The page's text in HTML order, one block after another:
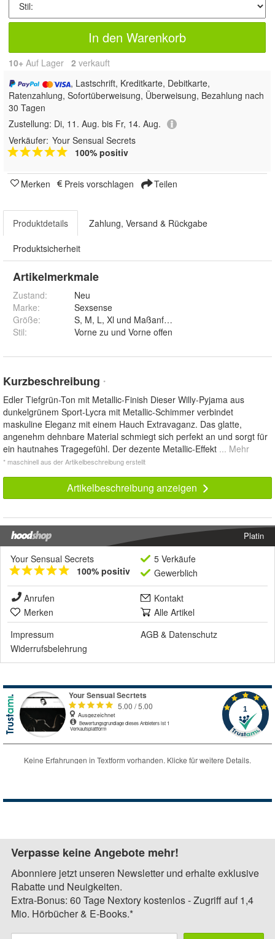
In den Warenkorb
10+ Auf Lager 2 verkauft
, Lastschrift, Kreditkarte, Debitkarte,
Ratenzahlung, Sofortüberweisung, Überweisung, Bezahlung nach
30 Tagen
Zustellung: Di, 11. Aug. bis Fr, 14. Aug.
Verkäufer: Your Sensual Secrets
100% positiv
Merken Preis vorschlagen Teilen
Produktdetails Zahlung, Versand & Rückgabe
Produktsicherheit
Artikelmerkmale
Zustand:
Neu
Marke:
Sexsense
Größe:
S, M, L, Xl und Maßanfertigung
Stil: Vorne zu und Vorne offen
Kurzbeschreibung *
Edler Tiefgrün-Ton mit Metallic-Finish Dieser Willy-Pyjama aus
dunkelgrünem Sport-Lycra mit Metallic-Schimmer verbindet
maskuline Eleganz mit einem Hauch Extravaganz. Das glatte,
angenehm dehnbare Material schmiegt sich perfekt an und sorgt für
ein hautnahes Tragegefühl. Der dezente Metallic-Effekt ... Mehr
* maschinell aus der Artikelbeschreibung erstellt
Artikelbeschreibung anzeigen
Platin
Your Sensual Secrets
100% positiv
5 Verkäufe
Gewerblich
Anrufen
Kontakt
Merken
Alle Artikel
Impressum
AGB & Datenschutz
Widerrufsbelehrung
Verpasse keine Angebote mehr!
Abonniere jetzt unseren Newsletter und erhalte exklusive
Rabatte und Neuigkeiten.
Extra-Bonus: 60 Tage Nextory kostenlos - Zugriff auf 1,4
Mio. Hörbücher & E-Books.*